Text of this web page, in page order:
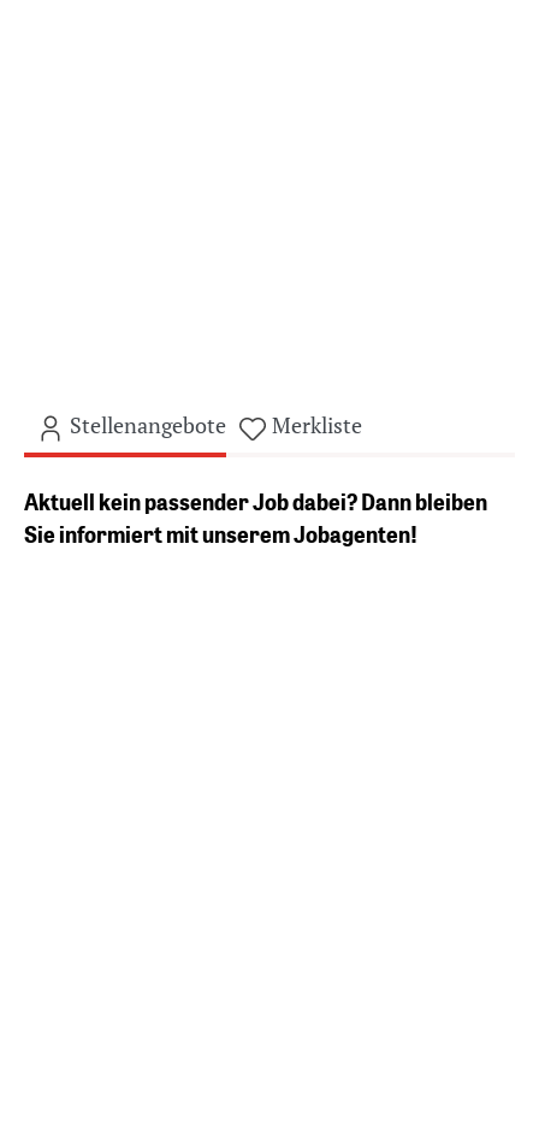
Stellenangebote Merkliste
Aktuell kein passender Job dabei? Dann bleiben
Sie informiert mit unserem Jobagenten!